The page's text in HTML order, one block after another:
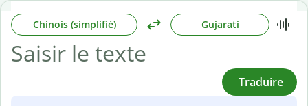
Chinois (simplifié) Gujarati
Traduire